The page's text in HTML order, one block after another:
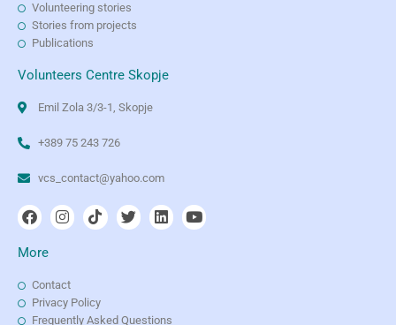
Volunteering stories
Stories from projects
Publications
Volunteers Centre Skopje
Emil Zola 3/3-1, Skopje
+389 75 243 726
vcs_contact@yahoo.com
More
Contact
Privacy Policy
Frequently Asked Questions